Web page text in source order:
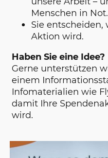
Menschen in Not.
Sie entscheiden,
Aktion wird.
Haben Sie eine Idee?
Gerne unterstützen
einem
Infomaterialien wie
damit Ihre
wird.